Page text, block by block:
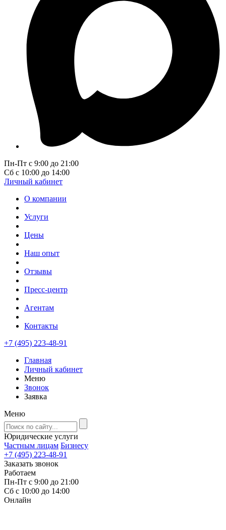
Пн-Пт с 9:00 до 21:00
Сб с 10:00 до 14:00
Личный кабинет
О компании
Услуги
Цены
Наш опыт
Отзывы
Пресс-центр
Агентам
Контакты
+7 (495) 223-48-91
Главная
Личный кабинет
Меню
Звонок
Заявка
Меню
Юридические услуги
Частным лицам Бизнесу
+7 (495) 223-48-91
Заказать звонок
Работаем
Пн-Пт с 9:00 до 21:00
Сб с 10:00 до 14:00
Онлайн